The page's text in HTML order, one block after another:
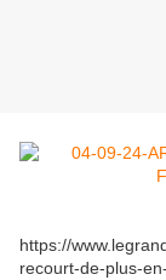
https://
recourt-de-plus-